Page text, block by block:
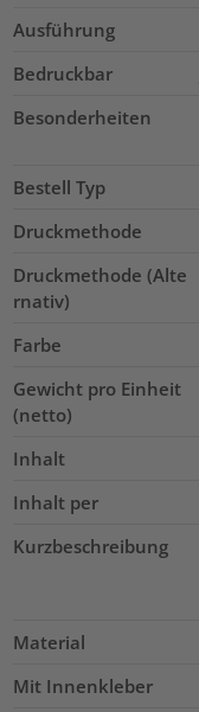
Ausführung
Bedruckbar
Besonderheiten
Bestell Typ
Druckmethode
Druckmethode (Alte
rnativ)
Farbe
Gewicht pro Einheit
(netto)
Inhalt
Inhalt per
Kurzbeschreibung
Material
Mit Innenkleber